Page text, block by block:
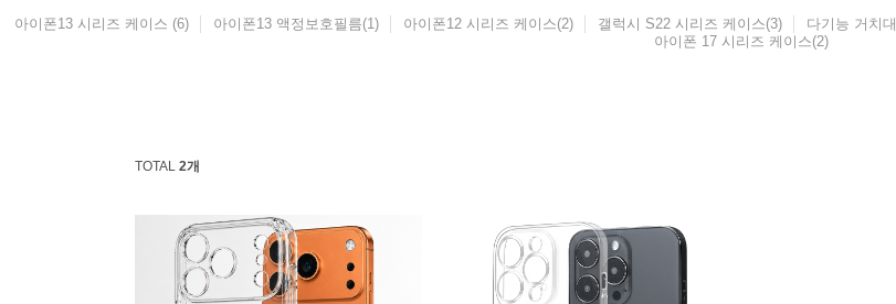
아이폰13 시리즈 케이스 (6) 아이폰13 액정보호필름(1) 아이폰12 시리즈 케이스(2) 갤럭시 S22 시리즈 케이스(3) 다기능 거치대
아이폰 17 시리즈 케이스(2)
TOTAL 2개